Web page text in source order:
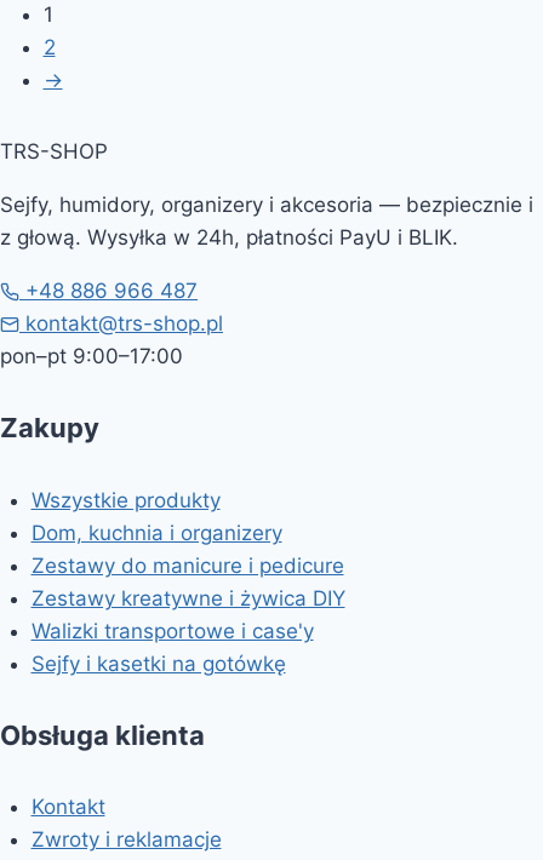
1
2
→
TRS-SHOP
Sejfy, humidory, organizery i akcesoria — bezpiecznie i
z głową. Wysyłka w 24h, płatności PayU i BLIK.
+48 886 966 487
kontakt@trs-shop.pl
pon–pt 9:00–17:00
Zakupy
Wszystkie produkty
Dom, kuchnia i organizery
Zestawy do manicure i pedicure
Zestawy kreatywne i żywica DIY
Walizki transportowe i case'y
Sejfy i kasetki na gotówkę
Obsługa klienta
Kontakt
Zwroty i reklamacje